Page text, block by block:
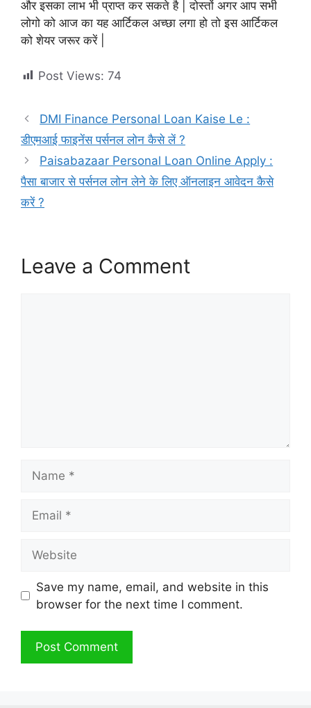
और इसका लाभ भी प्राप्त कर सकते है | दोस्तों अगर आप सभी
लोगो को आज का यह आर्टिकल अच्छा लगा हो तो इस आर्टिकल
को शेयर जरूर करें |
Post Views: 74
DMI Finance Personal Loan Kaise Le :
डीएमआई फाइनेंस पर्सनल लोन कैसे लें ?
Paisabazaar Personal Loan Online Apply :
पैसा बाजार से पर्सनल लोन लेने के लिए ऑनलाइन आवेदन कैसे
करें ?
Leave a Comment
Save my name, email, and website in this
browser for the next time I comment.